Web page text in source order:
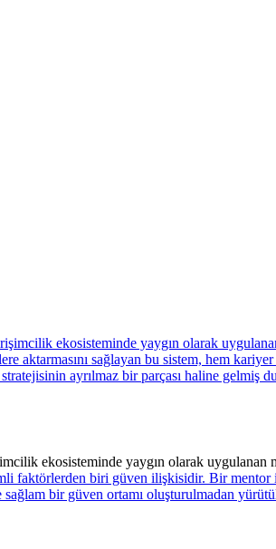
ekosisteminde yaygın olarak